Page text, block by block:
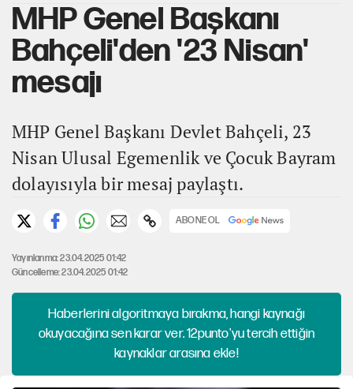
MHP Genel Başkanı
Bahçeli'den '23 Nisan'
mesajı
MHP Genel Başkanı Devlet Bahçeli, 23
Nisan Ulusal Egemenlik ve Çocuk Bayram
dolayısıyla bir mesaj paylaştı.
ABONE OL
Yayınlanma: 23.04.2025 01:42
Güncelleme: 23.04.2025 01:42
Haberlerini algoritmaya bırakma, hangi kaynağı
okuyacağına sen karar ver. 12punto'yu tercih ettiğin
kaynaklar arasına ekle!